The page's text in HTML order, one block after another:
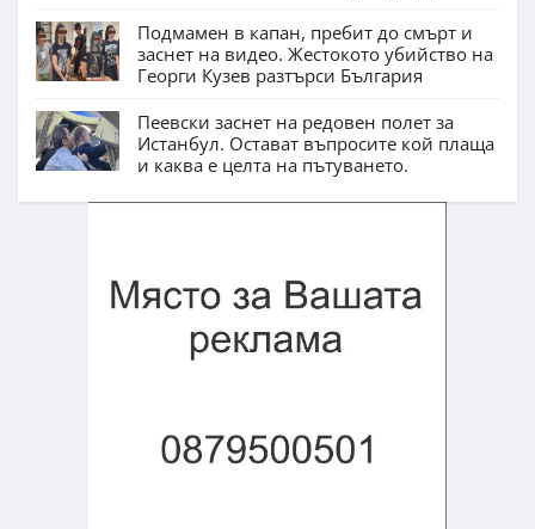
Подмамен в капан, пребит до смърт и
заснет на видео. Жестокото убийство на
Георги Кузев разтърси България
Пеевски заснет на редовен полет за
Истанбул. Остават въпросите кой плаща
и каква е целта на пътуването.